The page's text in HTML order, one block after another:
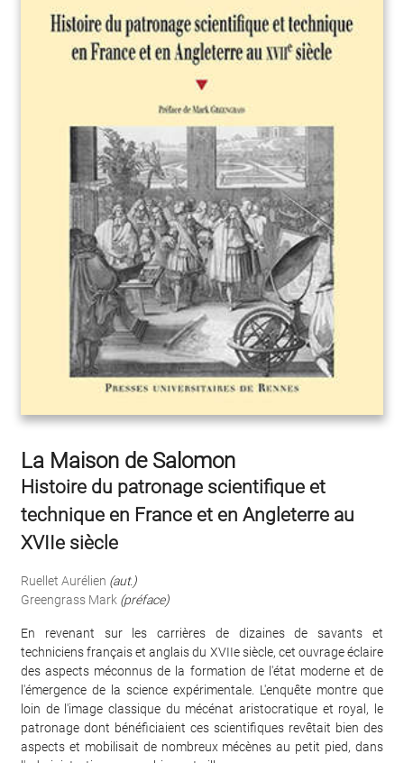
La Maison de Salomon
Histoire du patronage scientifique et
technique en France et en Angleterre au
XVIIe siècle
Ruellet Aurélien (aut.)
Greengrass Mark (préface)
En revenant sur les carrières de dizaines de savants et
techniciens français et anglais du XVIIe siècle, cet ouvrage éclaire
des aspects méconnus de la formation de l'état moderne et de
l'émergence de la science expérimentale. L'enquête montre que
loin de l'image classique du mécénat aristocratique et royal, le
patronage dont bénéficiaient ces scientifiques revêtait bien des
aspects et mobilisait de nombreux mécènes au petit pied, dans